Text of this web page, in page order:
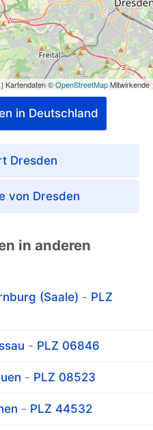
in Deutschland
Dresden
von Dresden
in anderen
(Saale) - PLZ
- PLZ 06846
- PLZ 08523
- PLZ 44532